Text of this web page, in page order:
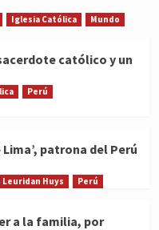
Iglesia Católica Mundo
católico y un
Perú
patrona del Perú
Leuridan Huys Perú
a la familia, por